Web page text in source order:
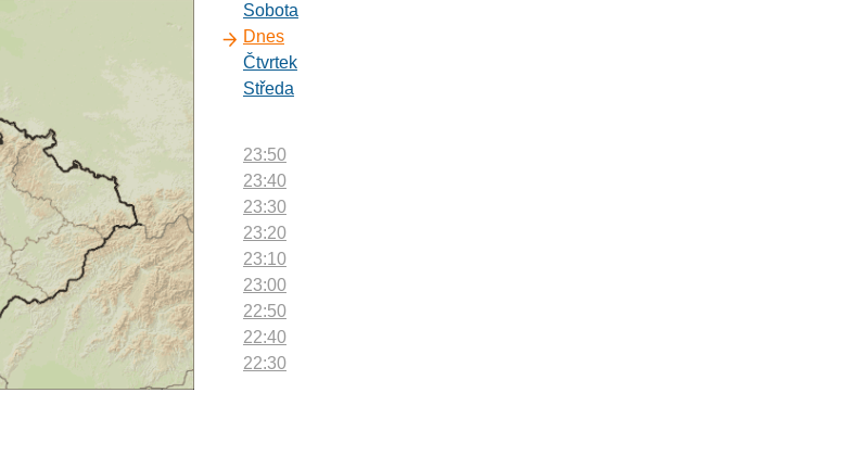
Sobota
Dnes
Čtvrtek
Středa
23:50
23:40
23:30
23:20
23:10
23:00
22:50
22:40
22:30